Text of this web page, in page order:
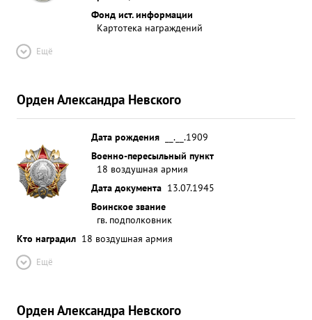
летчиков. Умеет организаци онно обеспечить свое
решение и настойчиво провести его в жизнь.
морально устойчив опленный боевой опыт умело
состава пользуется деловым авторитетом. Делу
партии ЛЕНИНА-СТАЛИНА и Соци алисти ческой
Фонд ист. информации
Картотека награждений
Ещё
Орден Александра Невского
Дата рождения
__.__.1909
Военно-пересыльный пункт
18 воздушная армия
Дата документа 13.07.1945
Воинское звание
гв. подполковник
Кто наградил 18 воздушная армия
Ещё
Орден Александра Невского